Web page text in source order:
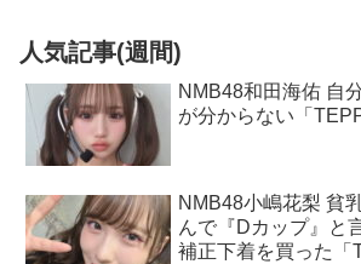
人気記事(週間)
NMB48和田海佑 自
が分からない「
NMB48小嶋花梨 貧
んで『Dカップ』と
補正下着を買った「